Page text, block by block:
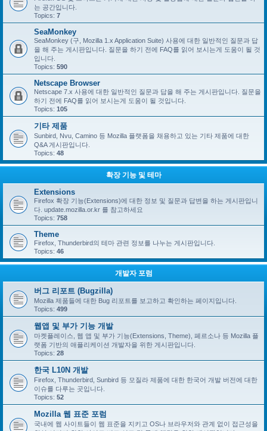
는 공간입니다.
Topics: 7
SeaMonkey
SeaMonkey (구, Mozilla 1.x Application Suite) 사용에 대한 일반적인 질문과 답
을 해 주는 게시판입니다. 질문을 하기 전에 FAQ를 읽어 보시는게 도움이 될 것
입니다.
Topics: 590
Netscape Browser
Netscape 7.x 사용에 대한 일반적인 질문과 답을 해 주는 게시판입니다. 질문을
하기 전에 FAQ를 읽어 보시는게 도움이 될 것입니다.
Topics: 105
기타 제품
Sunbird, Nvu, Camino 등 Mozilla 플랫폼을 채용하고 있는 기타 제품에 대한
Q&A 게시판입니다.
Topics: 48
확장 기능 및 테마
Extensions
Firefox 확장 기능(Extensions)에 대한 정보 및 질문과 답변을 하는 게시판입니
다. update.mozilla.or.kr 를 참고하세요
Topics: 758
Theme
Firefox, Thunderbird의 테마 관련 정보를 나누는 게시판입니다.
Topics: 46
개발자 포럼
버그 리포트 (Bugzilla)
Mozilla 제품들에 대한 Bug 리포트를 보고하고 확인하는 페이지입니다.
Topics: 499
웹앱 및 부가 기능 개발
마켓플레이스, 웹 앱 및 부가 기능(Extensions, Theme), 페르소나 등 Mozilla 플
랫폼 기반의 애플리케이션 개발자을 위한 게시판입니다.
Topics: 28
한국 L10N 개발
Firefox, Thunderbird, Sunbird 등 모질라 제품에 대한 한국어 개발 버전에 대한
이슈를 다루는 곳입니다.
Topics: 52
Mozilla 웹 표준 포럼
국내에 웹 사이트들이 웹 표준을 지키고 OS나 브라우저와 관계 없이 접근성을